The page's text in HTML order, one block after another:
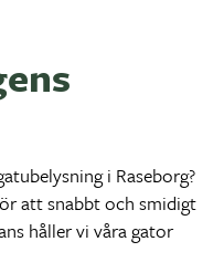
i Raseborg?
att snabbt och smidigt
håller vi våra gator